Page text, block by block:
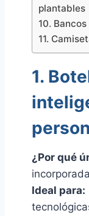
plantables
10.
11.
1.
¿Por qué
Ideal para: